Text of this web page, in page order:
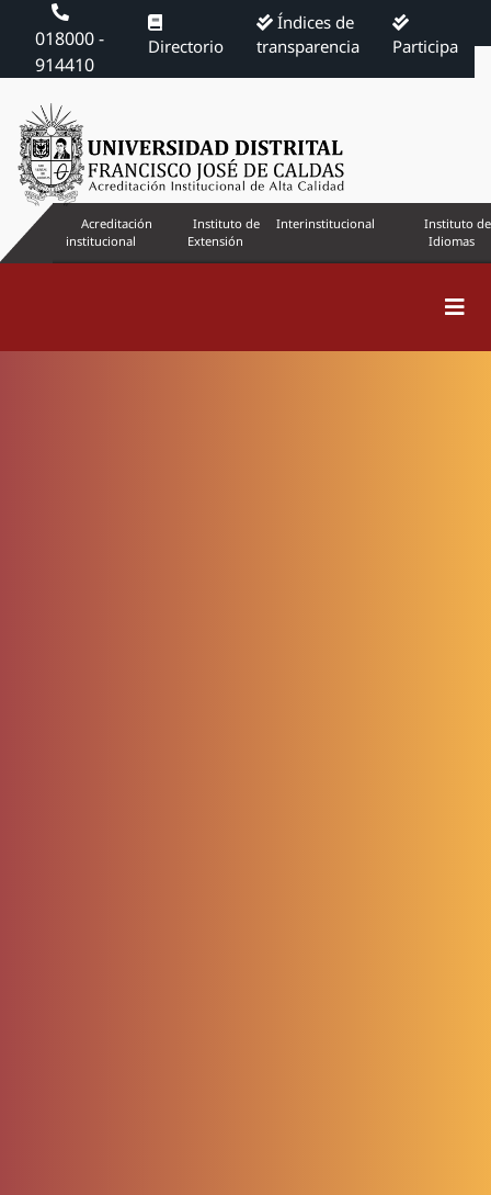
018000 -
914410
Directorio
Índices de
transparencia
Participa
Acreditación
institucional
Instituto de
Extensión
Interinstitucional
Instituto de
Idiomas